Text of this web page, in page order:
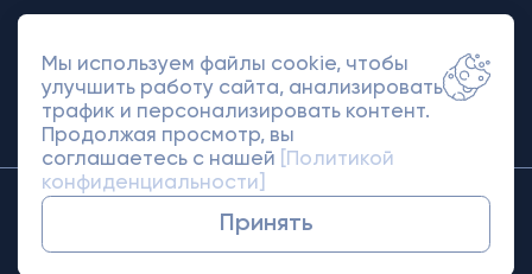
© 2018-2026 Off Group. Товарный знак
Мы используем файлы cookie, чтобы
улучшить работу сайта, анализировать
трафик и персонализировать контент.
Продолжая просмотр, вы
соглашаетесь с нашей
[Политикой
конфиденциальности]
Принять